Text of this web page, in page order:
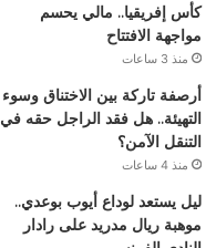
كأس إفريقيا.. مالي يحسم
مواجهة الافتتاح
منذ 3 ساعات
أرصفة تاركة بين الاختناق وسوء
التهيئة.. هل فقد الراجل حقه في
التنقل الآمن؟
منذ 4 ساعات
ليل يستعد لوداع أيوب بوعدي..
موهبة ريال مدريد على رادار